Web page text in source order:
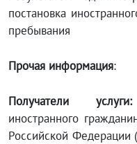
постановка
пребывания
Прочая информация:
Получатели
иностранного
Российской Федерации